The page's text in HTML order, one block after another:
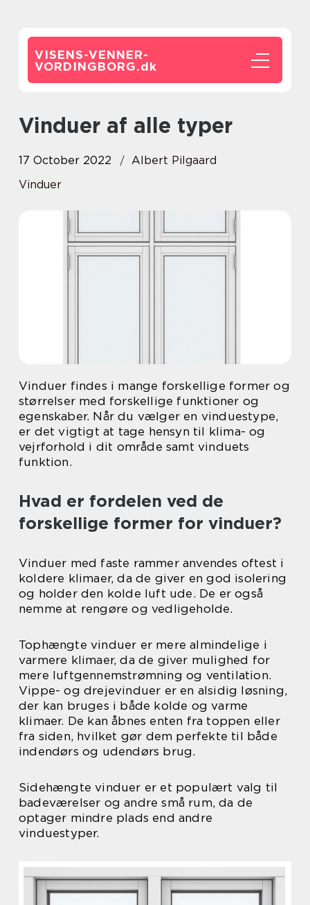
VISENS-VENNER-
VORDINGBORG.dk
Vinduer af alle typer
17 October 2022
Albert Pilgaard
Vinduer
Vinduer findes i mange forskellige former og
størrelser med forskellige funktioner og
egenskaber. Når du vælger en vinduestype,
er det vigtigt at tage hensyn til klima- og
vejrforhold i dit område samt vinduets
funktion.
Hvad er fordelen ved de
forskellige former for vinduer?
Vinduer med faste rammer anvendes oftest i
koldere klimaer, da de giver en god isolering
og holder den kolde luft ude. De er også
nemme at rengøre og vedligeholde.
Tophængte vinduer er mere almindelige i
varmere klimaer, da de giver mulighed for
mere luftgennemstrømning og ventilation.
Vippe- og drejevinduer er en alsidig løsning,
der kan bruges i både kolde og varme
klimaer. De kan åbnes enten fra toppen eller
fra siden, hvilket gør dem perfekte til både
indendørs og udendørs brug.
Sidehængte vinduer er et populært valg til
badeværelser og andre små rum, da de
optager mindre plads end andre
vinduestyper.